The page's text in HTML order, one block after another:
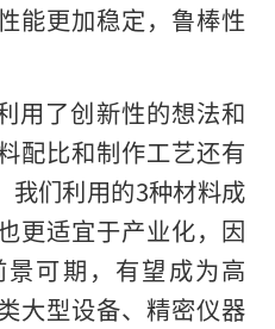
能更加稳定，鲁棒性
用了创新性的想法和
配比和制作工艺还有
们利用的3种材料成
更适宜于产业化，因
可期，有望成为高
大型设备、精密仪器